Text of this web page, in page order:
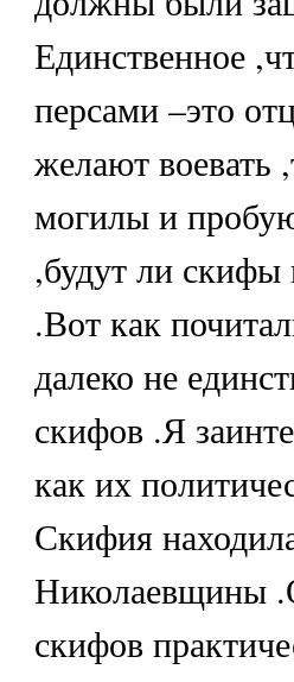
Единственное
персами –это
желают воевать
могилы и
,будут ли скифы
.Вот как
далеко не
скифов .Я
как их
Скифия
Николаевщины
скифов